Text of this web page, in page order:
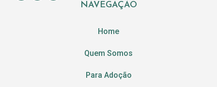
NAVEGAÇÃO
Home
Quem Somos
Para Adoção